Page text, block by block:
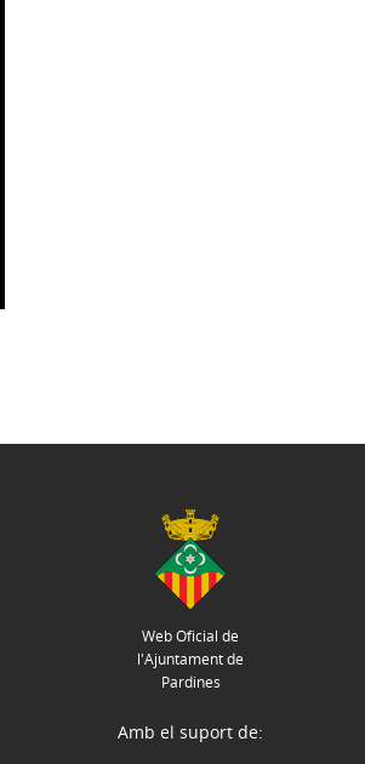
Web Oficial de
l'Ajuntament de
Pardines
Amb el suport de: